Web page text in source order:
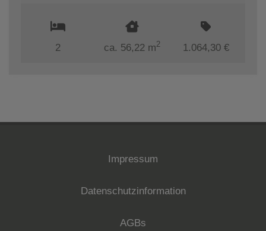
2 ca. 56,22 m2 1.064,30 €
Impressum
Datenschutzinformation
AGBs